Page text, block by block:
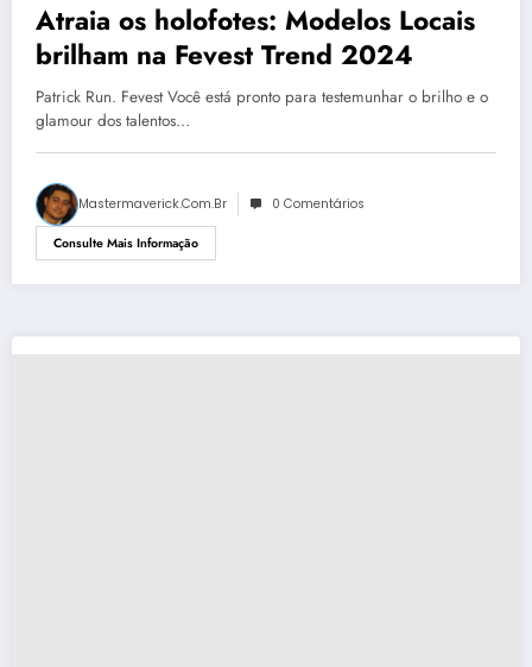
Atraia os holofotes: Modelos Locais
brilham na Fevest Trend 2024
Patrick Run. Fevest Você está pronto para testemunhar o brilho e o
glamour dos talentos…
Mastermaverick.com.br 0 Comentários
Consulte Mais Informação